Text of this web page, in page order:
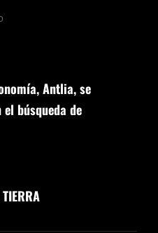
Antlia, se
búsqueda de